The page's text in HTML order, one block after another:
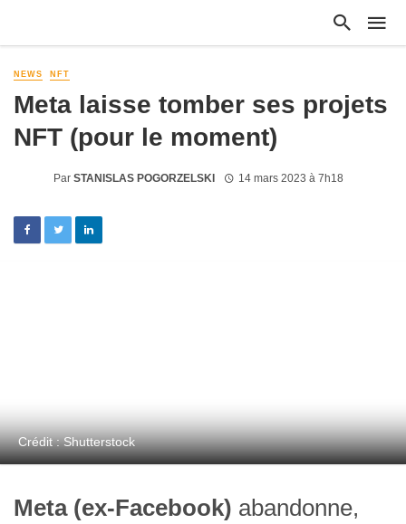
NEWS NFT
Meta laisse tomber ses projets
NFT (pour le moment)
Par STANISLAS POGORZELSKI 14 mars 2023 à 7h18
Crédit : Shutterstock
Meta (ex-Facebook) abandonne,